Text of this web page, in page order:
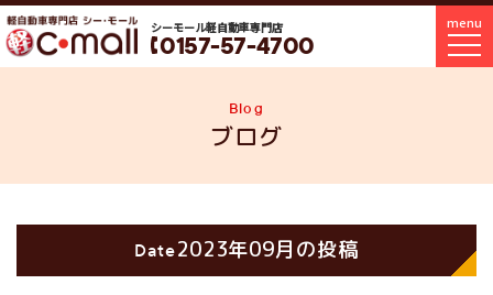
シーモール軽自動車専門店
0157-57-4700
menu
Blog
ブログ
Date2023年09月の投稿